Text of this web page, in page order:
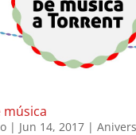
música
| Jun 14, 2017|